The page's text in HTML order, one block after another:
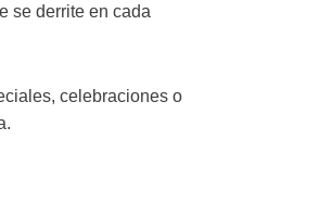
se derrite en cada
celebraciones o